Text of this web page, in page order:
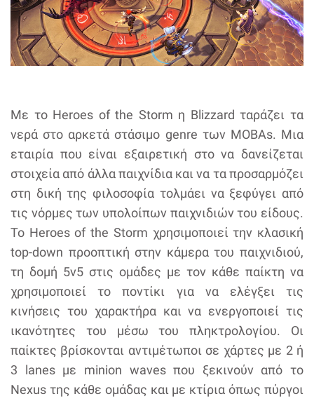
Με το Heroes of the Storm η Blizzard ταράζει τα
νερά στο αρκετά στάσιμο genre των MOBAs. Μια
εταιρία που είναι εξαιρετική στο να δανείζεται
στοιχεία από άλλα παιχνίδια και να τα προσαρμόζει
στη δική της φιλοσοφία τολμάει να ξεφύγει από
τις νόρμες των υπολοίπων παιχνιδιών του είδους.
Το Heroes of the Storm χρησιμοποιεί την κλασική
top-down προοπτική στην κάμερα του παιχνιδιού,
τη δομή 5v5 στις ομάδες με τον κάθε παίκτη να
χρησιμοποιεί το ποντίκι για να ελέγξει τις
κινήσεις του χαρακτήρα και να ενεργοποιεί τις
ικανότητες του μέσω του πληκτρολογίου. Οι
παίκτες βρίσκονται αντιμέτωποι σε χάρτες με 2 ή
3 lanes με minion waves που ξεκινούν από το
Nexus της κάθε ομάδας και με κτίρια όπως πύργοι